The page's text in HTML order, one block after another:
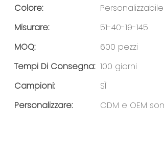
Colore:
Personalizzabile
Misurare:
51-40-19-145
MOQ:
600 pezzi
Tempi Di Consegna: 100 giorni
Campioni:
SÌ
Personalizzare:
ODM e OEM